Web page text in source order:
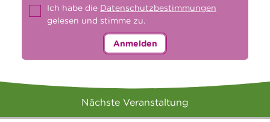
Ich habe die Datenschutzbestimmungen
gelesen und stimme zu.
Anmelden
Nächste Veranstaltung